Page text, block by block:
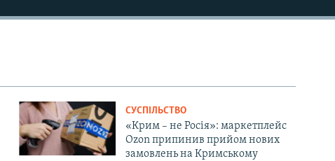
СУСПІЛЬСТВО
«Крим – не Росія»: маркетплейс
Ozon припинив прийом нових
замовлень на Кримському